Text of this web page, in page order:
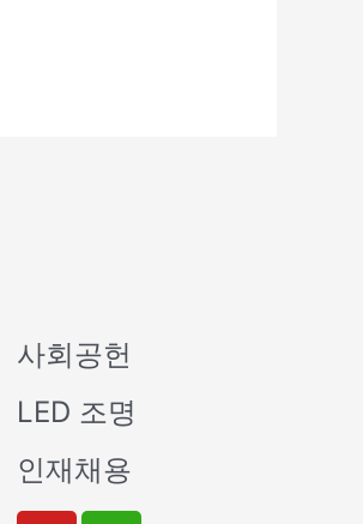
사회공헌
LED 조명
인재채용